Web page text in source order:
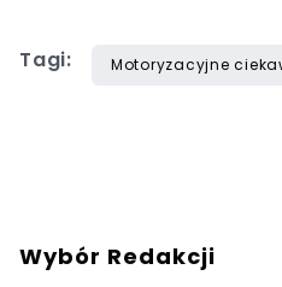
Tagi: Motoryzacyjne
Wybór Redakcji